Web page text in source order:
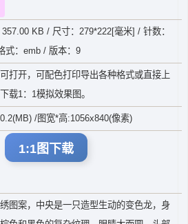
KB / 尺寸：279*222[毫米] / 针数：
式：emb / 版本：9
打开，可配色打印导出各种格式或直接上
载1：1模拟效果图。
/图宽*高:1056x840(像素)
1:1图下载
图案，中央是一只造型生动的变色龙，身